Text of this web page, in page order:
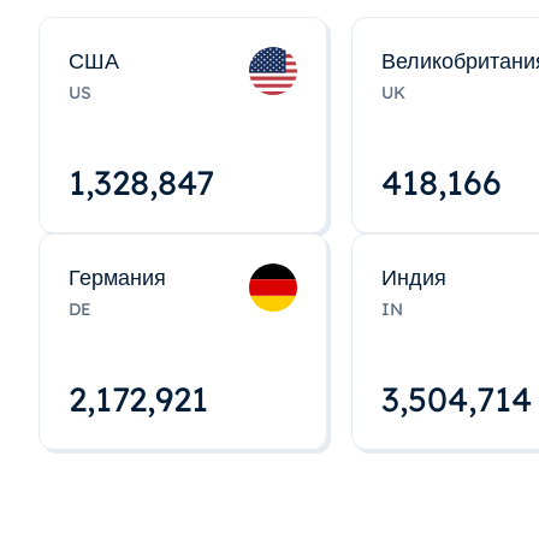
США
US
1,328,848
UK
418,167
Германия
DE
2,172,922
Индия
IN
3,504,715